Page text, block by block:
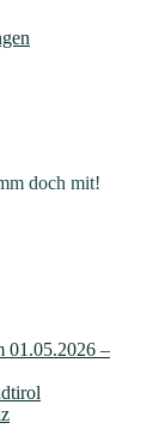
doch mit!
01.05.2026 –